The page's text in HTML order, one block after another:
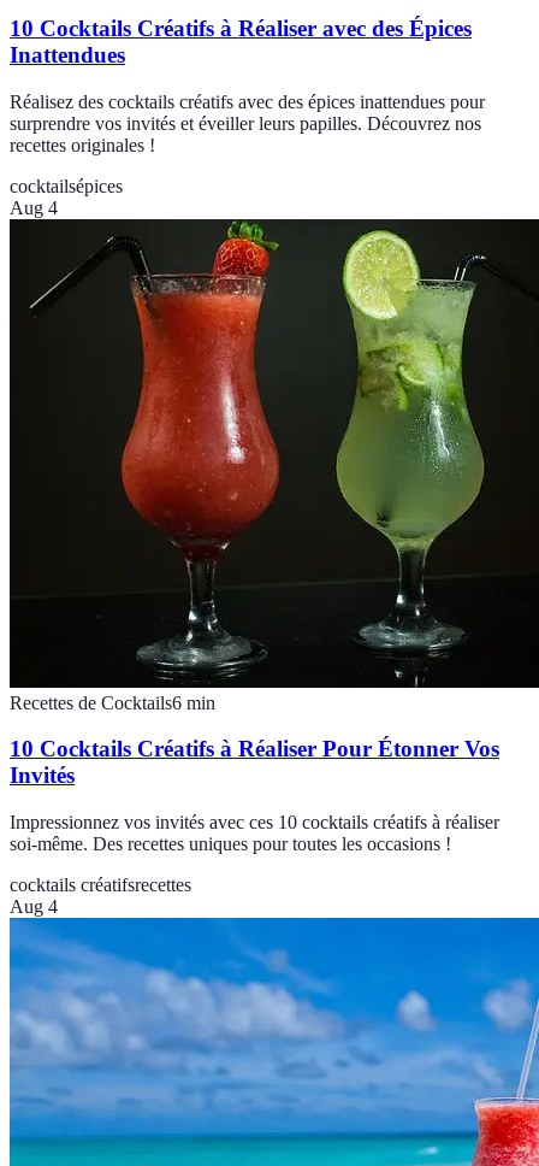
10 Cocktails Créatifs à Réaliser avec des Épices
Inattendues
Réalisez des cocktails créatifs avec des épices inattendues pour
surprendre vos invités et éveiller leurs papilles. Découvrez nos
recettes originales !
cocktailsépices
Aug 4
Recettes de Cocktails6 min
10 Cocktails Créatifs à Réaliser Pour Étonner Vos
Invités
Impressionnez vos invités avec ces 10 cocktails créatifs à réaliser
soi-même. Des recettes uniques pour toutes les occasions !
cocktails créatifsrecettes
Aug 4